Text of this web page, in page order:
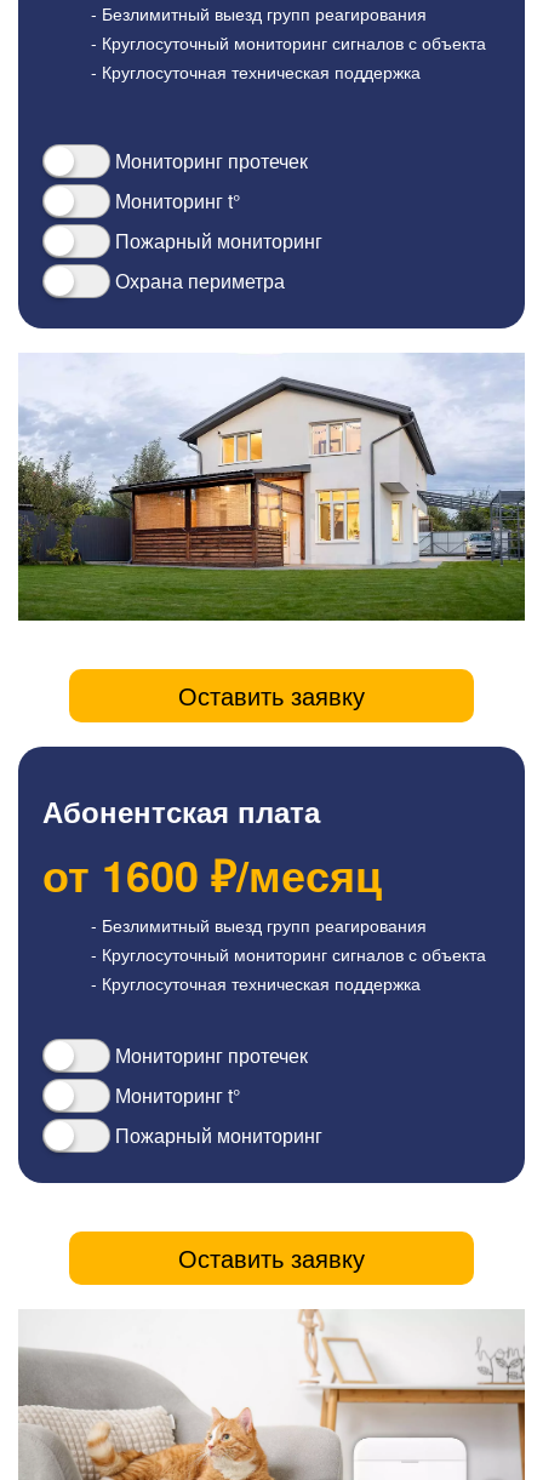
- Безлимитный выезд групп реагирования
- Круглосуточный мониторинг сигналов с объекта
- Круглосуточная техническая поддержка
Мониторинг протечек
Мониторинг t°
Пожарный мониторинг
Охрана периметра
Оставить заявку
Абонентская плата
от 1600 ₽/месяц
- Безлимитный выезд групп реагирования
- Круглосуточный мониторинг сигналов с объекта
- Круглосуточная техническая поддержка
Мониторинг протечек
Мониторинг t°
Пожарный мониторинг
Оставить заявку